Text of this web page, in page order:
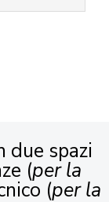
due spazi
(per la
(per la